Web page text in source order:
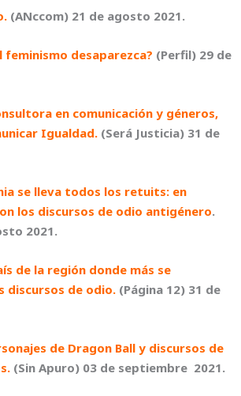
(ANccom) 21 de agosto 2021.
feminismo desaparezca? (Perfil) 29 de
en comunicación y géneros,
Igualdad. (Será Justicia) 31 de
se lleva todos los retuits: en
los discursos de odio antigénero.
2021.
de la región donde más se
discursos de odio. (Página 12) 31 de
de Dragon Ball y discursos de
(Sin Apuro) 03 de septiembre 2021.